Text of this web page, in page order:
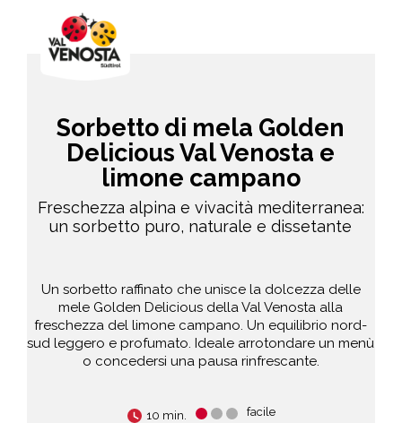
Sorbetto di mela Golden
Delicious Val Venosta e
limone campano
Freschezza alpina e vivacità mediterranea:
un sorbetto puro, naturale e dissetante
Un sorbetto raffinato che unisce la dolcezza delle
mele Golden Delicious della Val Venosta alla
freschezza del limone campano. Un equilibrio nord-
sud leggero e profumato. Ideale arrotondare un menù
o concedersi una pausa rinfrescante.
10 min. facile